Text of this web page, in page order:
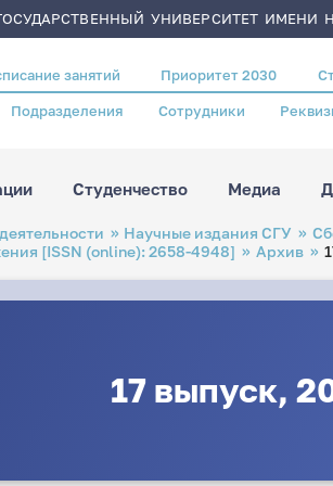
УНИВЕРСИТЕТ ИМЕНИ
занятий Приоритет 2030
Подразделения Сотрудники
Студенчество Медиа
Научные издания СГУ
[ISSN (online): 2658-4948]
Архив
17 выпуск,